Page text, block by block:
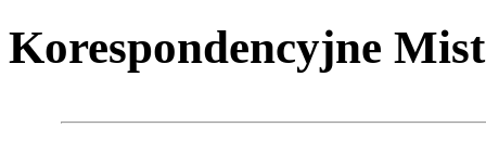
Korespondencyjne